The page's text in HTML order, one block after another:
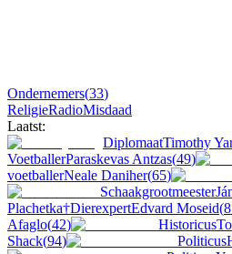
Ondernemers(33)
ReligieRadioMisdaad
Laatst:
DiplomaatTimothy
VoetballerParaskevas Antzas(49)
voetballerNeale Daniher(65)
Schaakgrootmeester
Plachetka†DierexpertEdvard Moseid(
Afaglo(42) Historicus
Shack(94) Politicus